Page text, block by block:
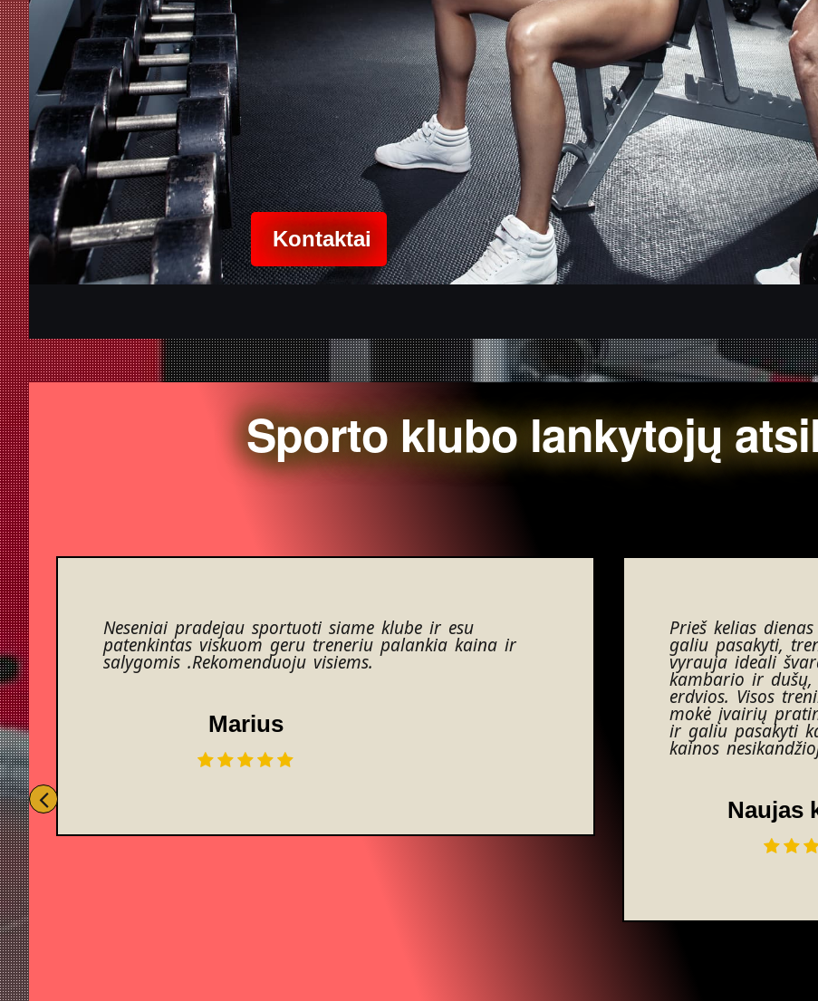
Kontaktai
Sporto klubo lankytojų
Neseniai pradejau sportuoti siame klube ir esu
patenkintas viskuom geru treneriu palankia kaina ir
salygomis .Rekomenduoju visiems.
Marius
Prieš kelias
galiu pasakyti,
vyrauja ideali
kambario ir dušų,
erdvios. Visos
mokė įvairių
ir galiu pasakyti
kainos
Naujas